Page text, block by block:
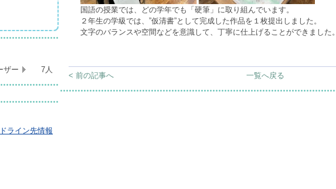
ザー 7人
ライン先情報
国語の授業では、どの学年でも「硬筆」に取り組んでいます。
２年生の学級では、”仮清書”として完成した作品を１枚提出しました。
文字のバランスや空間などを意識して、丁寧に仕上げることができました。
< 前の記事へ 一覧へ戻る